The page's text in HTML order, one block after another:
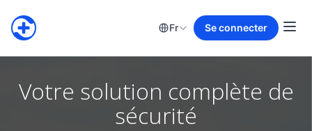
Fr Se connecter
Votre solution complète de
sécurité